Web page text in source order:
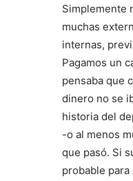
Simplemente
muchas
internas,
Pagamos un
pensaba que
dinero no se
historia del
-o al menos
que pasó. Si
probable